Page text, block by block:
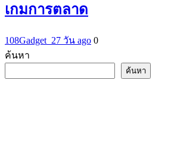
เกมการตลาด
108Gadget_27 วัน ago 0
ค้นหา
ค้นหา